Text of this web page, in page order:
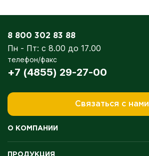
О КОМПАНИИ
История компании
ПРОДУКЦИЯ
8 800 302 83 88
Пн - Пт: с 8.00 до 17.00
телефон/факс
+7 (4855) 29-27-00
Связаться с нами